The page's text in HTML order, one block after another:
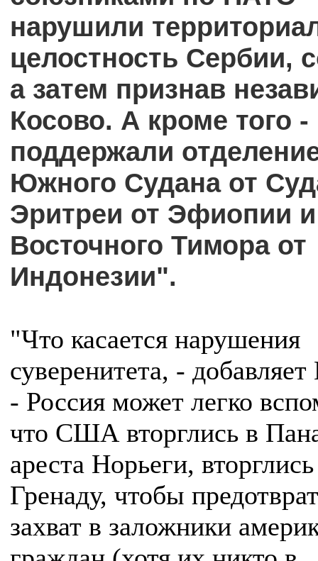
нарушили
целостность Сербии,
а затем признав
Косово. А кроме того -
поддержали
Южного Судана от
Эритреи от Эфиопии и
Восточного Тимора от
Индонезии".
"Что касается нарушения
суверенитета, -
- Россия может легко
что США вторглись в
ареста Норьеги,
Гренаду, чтобы
захват в заложники